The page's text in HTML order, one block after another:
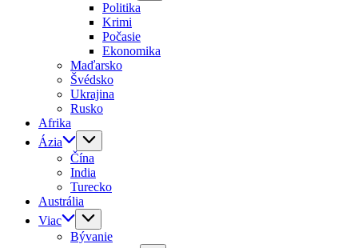
Politika
Krimi
Počasie
Ekonomika
Maďarsko
Švédsko
Ukrajina
Rusko
Afrika
Ázia
Čína
India
Turecko
Austrália
Viac
Bývanie